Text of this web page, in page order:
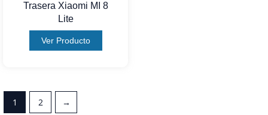
Trasera Xiaomi MI 8
Lite
Ver Producto
1 2 →